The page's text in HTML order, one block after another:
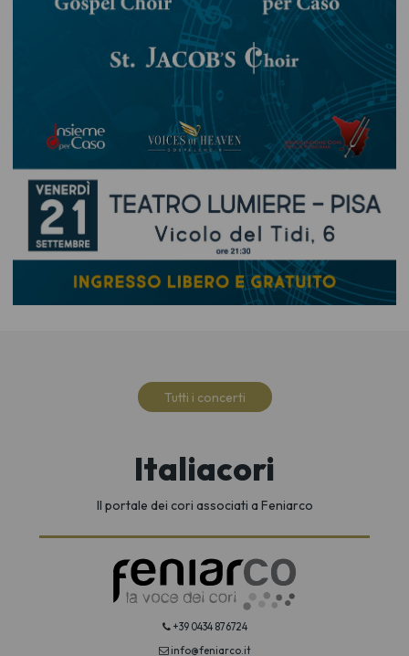
Tutti i concerti
Italiacori
Il portale dei cori associati a Feniarco
+39 0434 876724
info@feniarco.it